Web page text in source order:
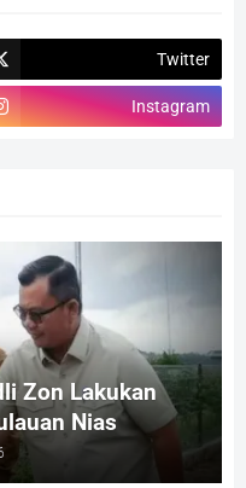
Twitter
Instagram
Zon Lakukan
Nias